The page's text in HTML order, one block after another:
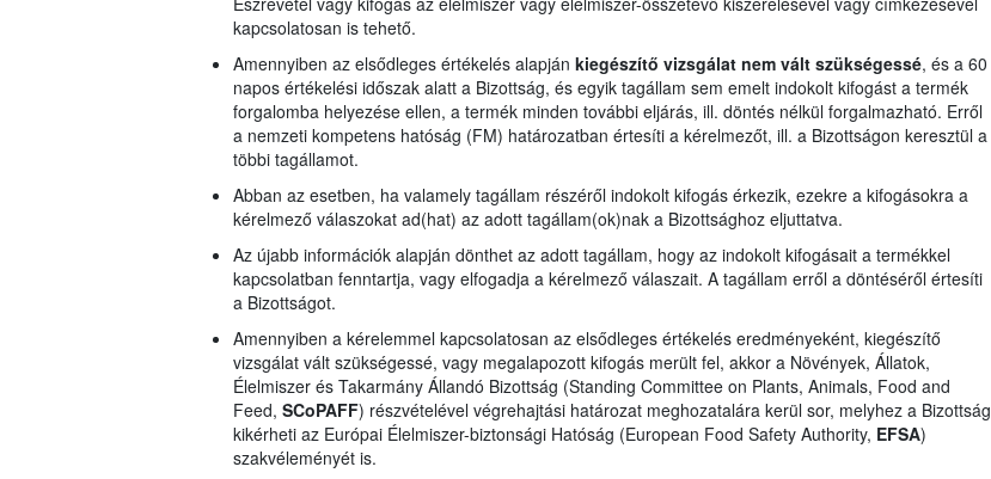
kapcsolatosan is tehető.
Amennyiben az elsődleges értékelés alapján kiegészítő vizsgálat nem vált szükségessé, és a 60
napos értékelési időszak alatt a Bizottság, és egyik tagállam sem emelt indokolt kifogást a termék
forgalomba helyezése ellen, a termék minden további eljárás, ill. döntés nélkül forgalmazható. Erről
a nemzeti kompetens hatóság (FM) határozatban értesíti a kérelmezőt, ill. a Bizottságon keresztül a
többi tagállamot.
Abban az esetben, ha valamely tagállam részéről indokolt kifogás érkezik, ezekre a kifogásokra a
kérelmező válaszokat ad(hat) az adott tagállam(ok)nak a Bizottsághoz eljuttatva.
Az újabb információk alapján dönthet az adott tagállam, hogy az indokolt kifogásait a termékkel
kapcsolatban fenntartja, vagy elfogadja a kérelmező válaszait. A tagállam erről a döntéséről értesíti
a Bizottságot.
Amennyiben a kérelemmel kapcsolatosan az elsődleges értékelés eredményeként, kiegészítő
vizsgálat vált szükségessé, vagy megalapozott kifogás merült fel, akkor a Növények, Állatok,
Élelmiszer és Takarmány Állandó Bizottság (Standing Committee on Plants, Animals, Food and
Feed, SCoPAFF) részvételével végrehajtási határozat meghozatalára kerül sor, melyhez a Bizottság
kikérheti az Európai Élelmiszer-biztonsági Hatóság (European Food Safety Authority, EFSA)
szakvéleményét is.